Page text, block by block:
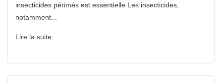
insecticides périmés est essentielle Les insecticides,
notamment...
Lire la suite